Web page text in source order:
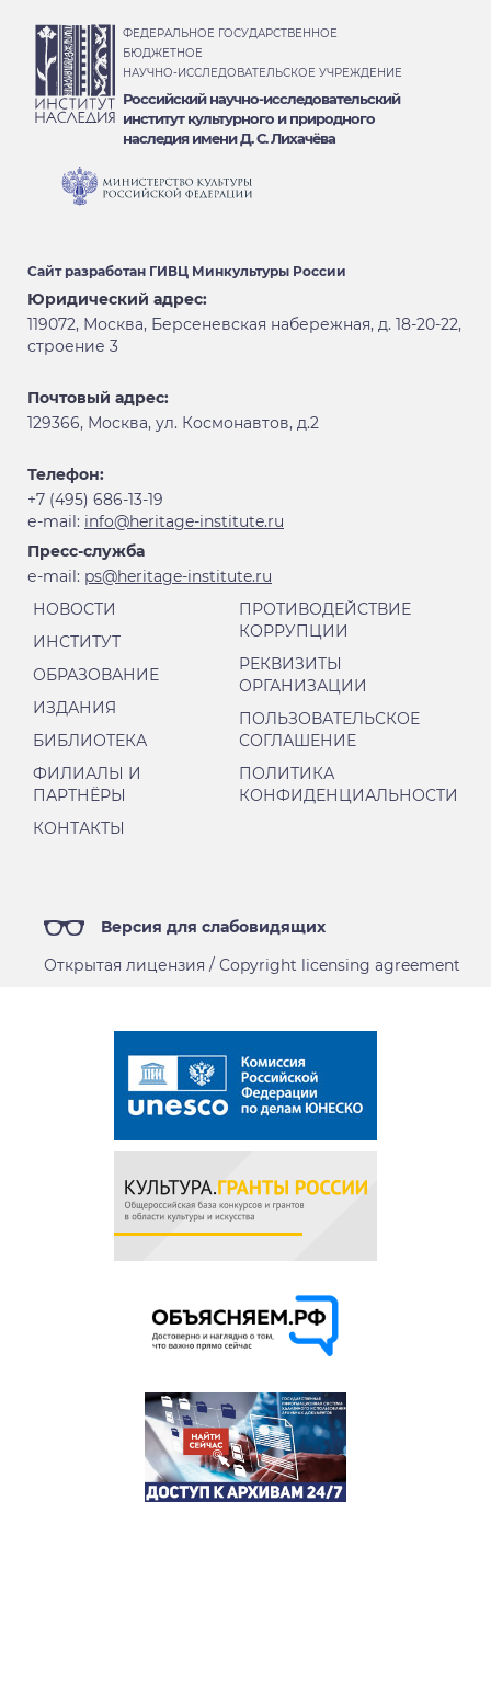
ФЕДЕРАЛЬНОЕ ГОСУДАРСТВЕННОЕ
БЮДЖЕТНОЕ
НАУЧНО-ИССЛЕДОВАТЕЛЬСКОЕ УЧРЕЖДЕНИЕ
Российский научно-исследовательский
институт культурного и природного
наследия имени Д. С. Лихачёва
Сайт разработан ГИВЦ Минкультуры России
Юридический адрес:
119072, Москва, Берсеневская набережная, д. 18-20-22,
строение 3
Почтовый адрес:
129366, Москва, ул. Космонавтов, д.2
Телефон:
+7 (495) 686-13-19
е-mail: info@heritage-institute.ru
Пресс-служба
е-mail: ps@heritage-institute.ru
НОВОСТИ
ИНСТИТУТ
ОБРАЗОВАНИЕ
ИЗДАНИЯ
БИБЛИОТЕКА
ФИЛИАЛЫ И
ПАРТНЁРЫ
КОНТАКТЫ
ПРОТИВОДЕЙСТВИЕ
КОРРУПЦИИ
РЕКВИЗИТЫ
ОРГАНИЗАЦИИ
ПОЛЬЗОВАТЕЛЬСКОЕ
СОГЛАШЕНИЕ
ПОЛИТИКА
КОНФИДЕНЦИАЛЬНОСТИ
Версия для слабовидящих
Открытая лицензия / Copyright licensing agreement